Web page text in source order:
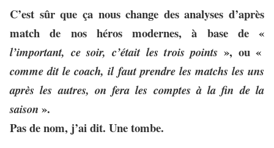
C’est sûr que ça nous change des analyses d’après
match de nos héros modernes, à base de «
l’important, ce soir, c’était les trois points », ou «
comme dit le coach, il faut prendre les matchs les uns
après les autres, on fera les comptes à la fin de la
saison ».
Pas de nom, j’ai dit. Une tombe.